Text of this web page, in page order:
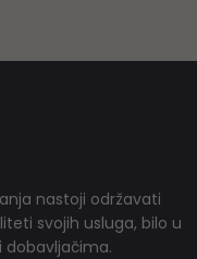
nastoji održavati
svojih usluga, bilo u
dobavljačima.